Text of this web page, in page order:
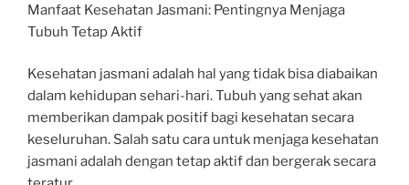
Manfaat Kesehatan Jasmani: Pentingnya Menjaga
Tubuh Tetap Aktif
Kesehatan jasmani adalah hal yang tidak bisa diabaikan
dalam kehidupan sehari-hari. Tubuh yang sehat akan
memberikan dampak positif bagi kesehatan secara
keseluruhan. Salah satu cara untuk menjaga kesehatan
jasmani adalah dengan tetap aktif dan bergerak secara